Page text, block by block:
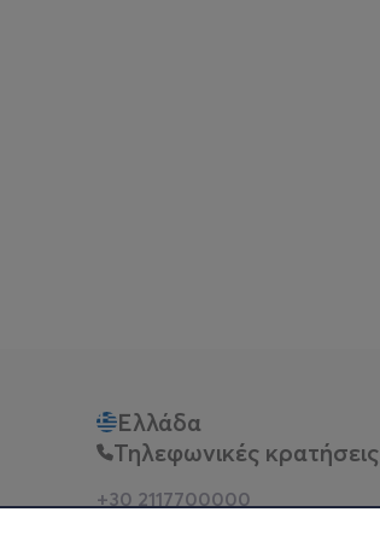
Ελλάδα
Τηλεφωνικές κρατήσεις
+30 2117700000